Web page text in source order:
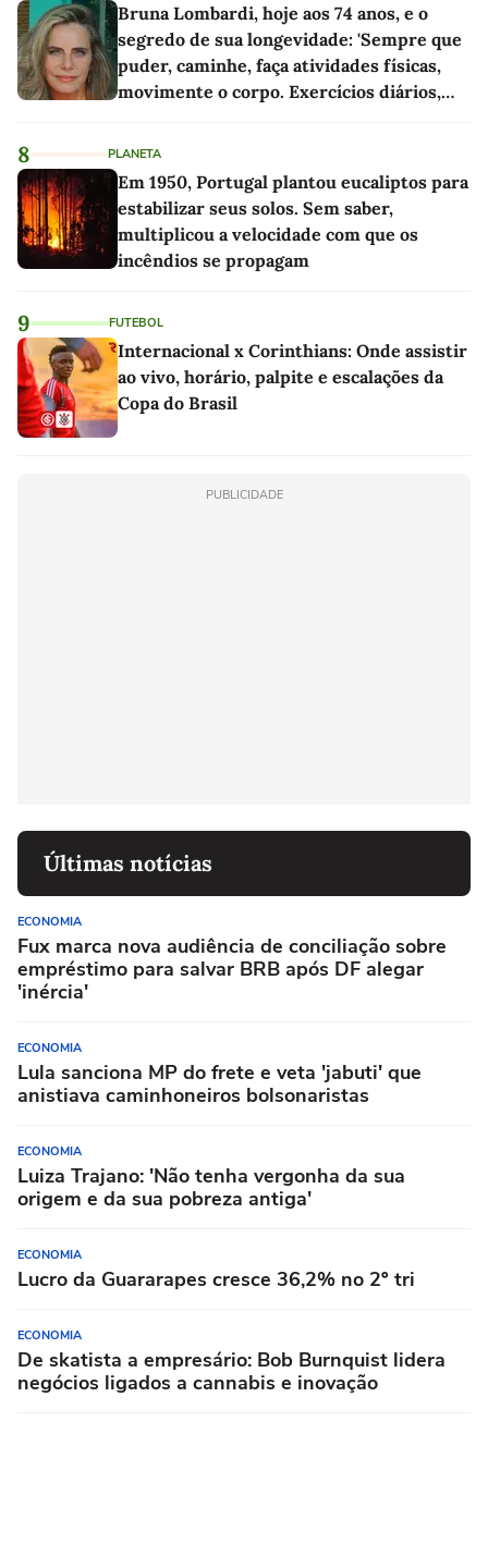
Bruna Lombardi, hoje aos 74 anos, e o
segredo de sua longevidade: 'Sempre que
puder, caminhe, faça atividades físicas,
movimente o corpo. Exercícios diários,
8 PLANETA
Em 1950, Portugal plantou eucaliptos para
estabilizar seus solos. Sem saber,
multiplicou a velocidade com que os
incêndios se propagam
9 FUTEBOL
Internacional x Corinthians: Onde assistir
ao vivo, horário, palpite e escalações da
Copa do Brasil
PUBLICIDADE
Últimas notícias
ECONOMIA
Fux marca nova audiência de conciliação sobre
empréstimo para salvar BRB após DF alegar
'inércia'
ECONOMIA
Lula sanciona MP do frete e veta 'jabuti' que
anistiava caminhoneiros bolsonaristas
ECONOMIA
Luiza Trajano: 'Não tenha vergonha da sua
origem e da sua pobreza antiga'
ECONOMIA
Lucro da Guararapes cresce 36,2% no 2º tri
ECONOMIA
De skatista a empresário: Bob Burnquist lidera
negócios ligados a cannabis e inovação